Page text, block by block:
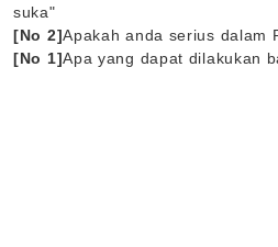
suka"
[No 2]Apakah anda serius dalam
[No 1]Apa yang dapat dilakukan